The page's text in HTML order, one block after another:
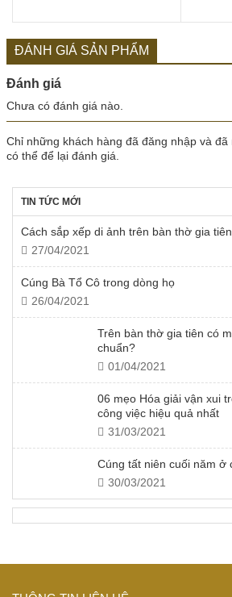
ĐÁNH GIÁ SẢN PHẨM
Đánh giá
Chưa có đánh giá nào.
Chỉ những khách hàng đã đăng nhập và
có thể để lại đánh giá.
TIN TỨC MỚI
Cách sắp xếp di ảnh trên bàn thờ gia tiên
27/04/2021
Cúng Bà Tổ Cô trong dòng họ
26/04/2021
Trên bàn thờ gia tiên có
chuẩn?
01/04/2021
06 mẹo Hóa giải vận xui
công việc hiệu quả nhất
31/03/2021
Cúng tất niên cuối năm ở
30/03/2021